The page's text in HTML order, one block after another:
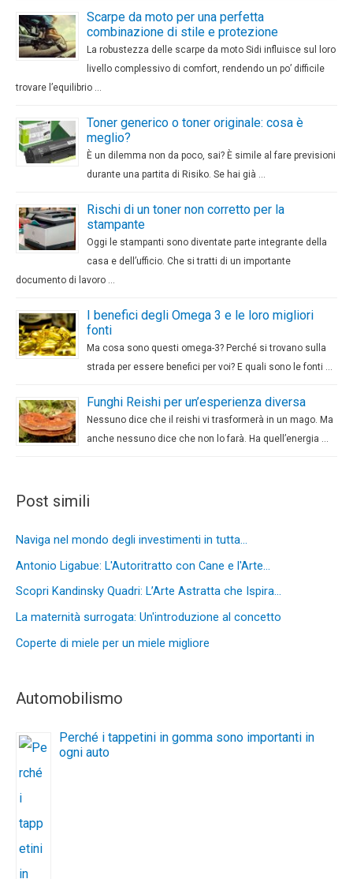
Scarpe da moto per una perfetta
combinazione di stile e protezione
La robustezza delle scarpe da moto Sidi influisce sul loro
livello complessivo di comfort, rendendo un po’ difficile
trovare l’equilibrio …
Toner generico o toner originale: cosa è
meglio?
È un dilemma non da poco, sai? È simile al fare previsioni
durante una partita di Risiko. Se hai già …
Rischi di un toner non corretto per la
stampante
Oggi le stampanti sono diventate parte integrante della
casa e dell’ufficio. Che si tratti di un importante
documento di lavoro …
I benefici degli Omega 3 e le loro migliori
fonti
Ma cosa sono questi omega-3? Perché si trovano sulla
strada per essere benefici per voi? E quali sono le fonti …
Funghi Reishi per un’esperienza diversa
Nessuno dice che il reishi vi trasformerà in un mago. Ma
anche nessuno dice che non lo farà. Ha quell’energia …
Post simili
Naviga nel mondo degli investimenti in tutta…
Antonio Ligabue: L'Autoritratto con Cane e l'Arte…
Scopri Kandinsky Quadri: L’Arte Astratta che Ispira…
La maternità surrogata: Un'introduzione al concetto
Coperte di miele per un miele migliore
Automobilismo
Perché i tappetini in gomma sono importanti in
ogni auto